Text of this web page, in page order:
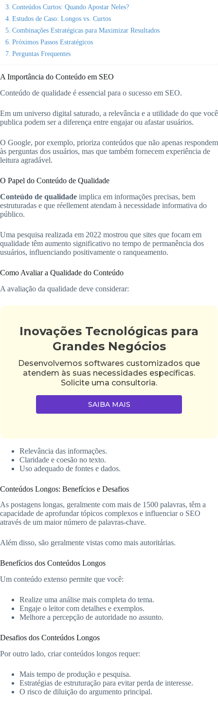
Conteúdos Curtos: Quando Apostar Neles?
Estudos de Caso: Longos vs. Curtos
Combinações Estratégicas para Maximizar Resultados
Próximos Passos Estratégicos
Perguntas Frequentes
A Importância do Conteúdo em SEO
Conteúdo de qualidade é essencial para o sucesso em SEO.
Em um universo digital saturado, a relevância e a utilidade do que você
publica podem ser a diferença entre engajar ou afastar usuários.
O Google, por exemplo, prioriza conteúdos que não apenas respondem
às perguntas dos usuários, mas que também fornecem experiência de
leitura agradável.
O Papel do Conteúdo de Qualidade
Conteúdo de qualidade implica em informações precisas, bem
estruturadas e que réellement atendam à necessidade informativa do
público.
Uma pesquisa realizada em 2022 mostrou que sites que focam em
qualidade têm aumento significativo no tempo de permanência dos
usuários, influenciando positivamente o ranqueamento.
Como Avaliar a Qualidade do Conteúdo
A avaliação da qualidade deve considerar:
Inovações Tecnológicas para
Grandes Negócios
Desenvolvemos softwares customizados que
atendem às suas necessidades específicas.
Solicite uma consultoria.
SAIBA MAIS
Relevância das informações.
Claridade e coesão no texto.
Uso adequado de fontes e dados.
Conteúdos Longos: Benefícios e Desafios
As postagens longas, geralmente com mais de 1500 palavras, têm a
capacidade de aprofundar tópicos complexos e influenciar o SEO
através de um maior número de palavras-chave.
Além disso, são geralmente vistas como mais autoritárias.
Benefícios dos Conteúdos Longos
Um conteúdo extenso permite que você:
Realize uma análise mais completa do tema.
Engaje o leitor com detalhes e exemplos.
Melhore a percepção de autoridade no assunto.
Desafios dos Conteúdos Longos
Por outro lado, criar conteúdos longos requer:
Mais tempo de produção e pesquisa.
Estratégias de estruturação para evitar perda de interesse.
O risco de diluição do argumento principal.